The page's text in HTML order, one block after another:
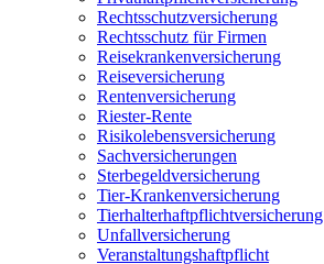
Rechtsschutzversicherung
Rechtsschutz für Firmen
Reisekrankenversicherung
Reiseversicherung
Rentenversicherung
Riester-Rente
Risikolebensversicherung
Sachversicherungen
Sterbegeldversicherung
Tier-Krankenversicherung
Tierhalterhaftpflichtversicherung
Unfallversicherung
Veranstaltungshaftpflicht